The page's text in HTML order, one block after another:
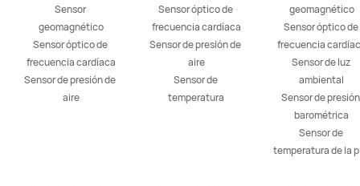
Sensor
geomagnético
Sensor óptico de
frecuencia cardíaca
Sensor de presión de
aire
Sensor óptico de
frecuencia cardíaca
Sensor de presión de
aire
Sensor de
temperatura
geomagnético
Sensor óptico de
frecuencia
Sensor de luz
ambiental
Sensor de presión
barométrica
Sensor de
temperatura de la